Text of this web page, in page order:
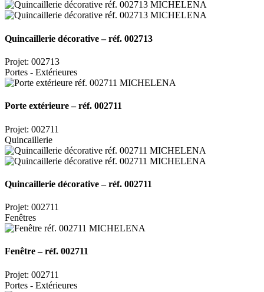
Quincaillerie décorative – réf. 002713
Projet: 002713
Portes - Extérieures
Porte extérieure – réf. 002711
Projet: 002711
Quincaillerie
Quincaillerie décorative – réf. 002711
Projet: 002711
Fenêtres
Fenêtre – réf. 002711
Projet: 002711
Portes - Extérieures